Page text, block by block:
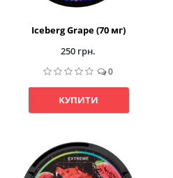
Iceberg Grape (70 мг)
250 грн.
0
КУПИТИ